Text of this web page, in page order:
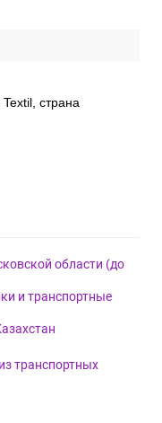
страна
области (до
и транспортные
транспортных